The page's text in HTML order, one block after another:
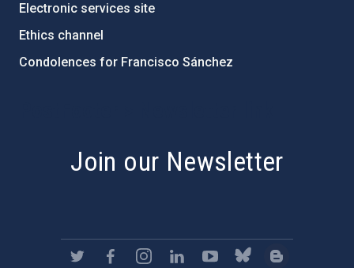
Electronic services site
Ethics channel
Condolences for Francisco Sánchez
Join our Newsletter